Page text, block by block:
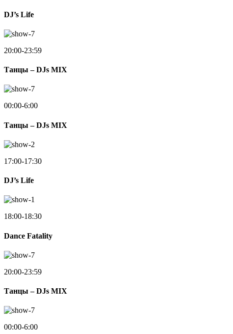
DJ’s Life
20:00-23:59
Танцы – DJs MIX
00:00-6:00
Танцы – DJs MIX
17:00-17:30
DJ’s Life
18:00-18:30
Dance Fatality
20:00-23:59
Танцы – DJs MIX
00:00-6:00